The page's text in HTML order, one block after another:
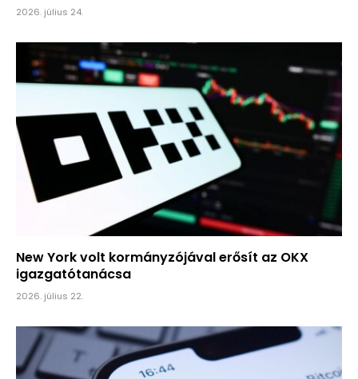
2026. július 24.
New York volt kormányzójával erősít az OKX
igazgatótanácsa
2026. július 22.